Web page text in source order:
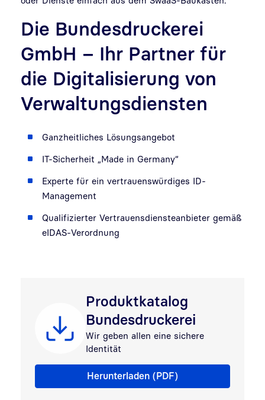
Die Bundesdruckerei
GmbH – Ihr Partner für
die Digitalisierung von
Verwaltungsdiensten
Ganzheitliches Lösungsangebot
IT-Sicherheit „Made in Germany“
Experte für ein vertrauenswürdiges ID-
Management
Qualifizierter Vertrauensdiensteanbieter gemäß
eIDAS-Verordnung
Produktkatalog
Bundesdruckerei
Wir geben allen eine sichere
Identität
Produktkatalog Bundesdruckerei
Herunterladen (PDF)